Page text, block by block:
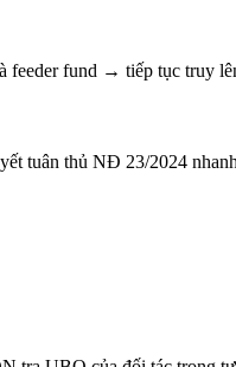
fund → tiếp tục truy
tuân thủ NĐ 23/2024